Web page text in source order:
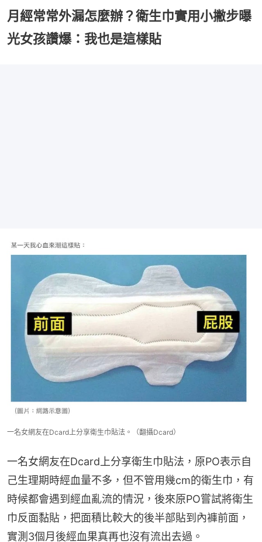
月經常常外漏怎麼辦？衛生巾實用小撇步曝
光女孩讚爆：我也是這樣貼
一名女網友在Dcard上分享衛生巾貼法。（翻攝Dcard）
一名女網友在Dcard上分享衛生巾貼法，原PO表示自
己生理期時經血量不多，但不管用幾cm的衛生巾，有
時候都會遇到經血亂流的情況，後來原PO嘗試將衛生
巾反面黏貼，把面積比較大的後半部貼到內褲前面，
實測3個月後經血果真再也沒有流出去過。